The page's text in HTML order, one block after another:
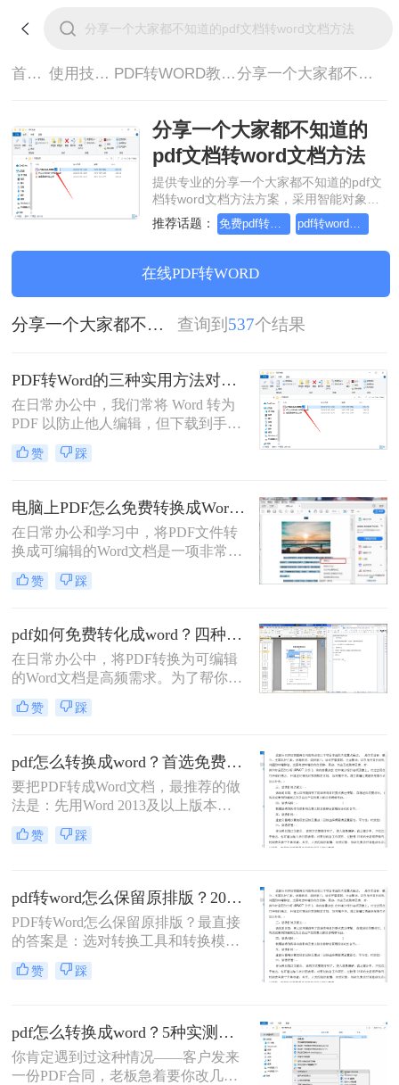
首页> 使用技巧> PDF转WORD教程> 分享一个大家都不知道的pdf文档转word文档方法
分享一个大家都不知道的
pdf文档转word文档方法
提供专业的分享一个大家都不知道的pdf文
档转word文档方法方案，采用智能对象流
重构技术，确保文档1:1高保真还原且排版
不乱码。支持一键批量处理，全链路 SSL
加密保障隐私安全。助您快速实现分享一
个大家都不知道的pdf文档转word文档方
法，无需安装，高效办公。
推荐话题： 免费pdf转word的三种方法
在线PDF转WORD
分享一个大家都不知道的pdf文档转word文档方法 查询到 537个结果
PDF转Word的三种实用方法对比：可编辑、保格式、避风险！
在日常办公中，我们常将 Word 转为
PDF 以防止他人编辑，但下载到手的
PDF 往往又需要修改内容，这时就不
得不将 PDF 再转回 Word。然而，很
错乱，要么工具捆绑广告，甚至文件
受损。那么 PDF 如何改成 Word 文
档？本文从 转换质量、操作难度、文
件安全、批量能力 四个维度，对比三
种主流方法，帮助您快速选出最合适
的那一种。
赞 踩
电脑上PDF怎么免费转换成Word？四种方法对比与实操指南（附详细表格）!
在日常办公和学习中，将PDF文件转
换成可编辑的Word文档是一项非常高
频的需求。PDF虽然版式固定、不易
篡改，但编辑修改较为困难，而Word
为了帮你快速选出最适合自己的转换
方式，下表汇总了四种主流免费方法
的核心差异：
赞 踩
pdf如何免费转化成word？四种方法对比与实操指南（附详细表格）
在日常办公中，将PDF转换为可编辑
的Word文档是高频需求。为了帮你快
速选出最适合自己的方案，下表汇总
了四种主流免费方法的核心差异：
赞 踩
pdf怎么转换成word？首选免费工具，复杂文件再上专业软件！
要把PDF转成Word文档，最推荐的做
法是：先用Word 2013及以上版本直
接打开PDF（免费、无损）、再用
Google Drive在线转换（免费、云
底。
赞 踩
pdf转word怎么保留原排版？2026最新实测，这5种方法从免费到专业全搞定！
PDF转Word怎么保留原排版？最直接
的答案是：选对转换工具和转换模式
——可编辑PDF优先用Word直接打开
或专业转换软件的“排版优先”模式，
排版错乱、表格移位、字体变样等问
题的核心原则。
赞 踩
pdf怎么转换成word？5种实测方法，从免费到专业全攻略！
你肯定遇到过这种情况——客户发来
一份PDF合同，老板急着要你改几个